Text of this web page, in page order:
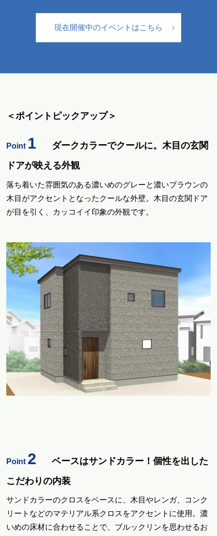
現在開催中のイベントはこちら
＜ポイントピックアップ＞
Point 1
ダークカラーでクールに。木目の玄関
ドアが映える外観
落ち着いた雰囲気のある濃いめのグレーと濃いブラウンの
木目がアクセントとなったクールな外壁。木目の玄関ドア
が目を引く、カッコイイ印象の外観です。
Point 2
ベースはサンドカラー！個性を出した
こだわりの内装
サンドカラーのクロスをベースに、木目やレンガ、コンク
リートなどのマテリアル系クロスをアクセントに使用。濃
いめの床材に合わせることで、ブルックリンを思わせるお